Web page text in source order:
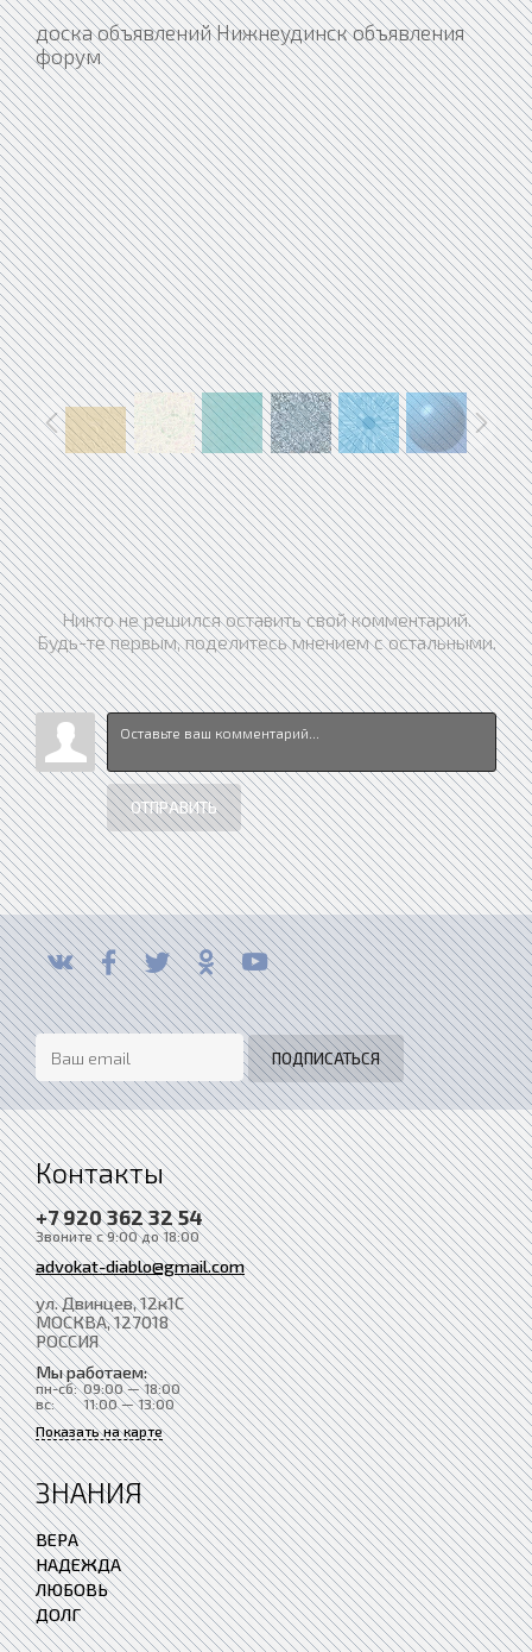
доска объявлений Нижнеудинск объявления
форум
Никто не решился оставить свой комментарий.
Будь-те первым, поделитесь мнением с остальными.
ОТПРАВИТЬ
Контакты
+7 920 362 32 54
Звоните с 9:00 до 18:00
advokat-diablo@gmail.com
ул. Двинцев, 12к1С
МОСКВА, 127018
РОССИЯ
Мы работаем:
пн-сб: 09:00 — 18:00
вс:
11:00 — 13:00
Показать на карте
ЗНАНИЯ
ВЕРА
НАДЕЖДА
ЛЮБОВЬ
ДОЛГ